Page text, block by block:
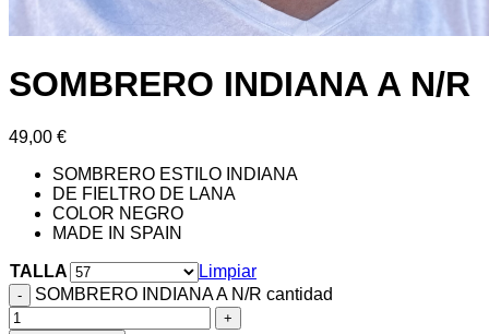
SOMBRERO INDIANA A N/R
49,00 €
SOMBRERO ESTILO INDIANA
DE FIELTRO DE LANA
COLOR NEGRO
MADE IN SPAIN
TALLA
Limpiar
SOMBRERO INDIANA A N/R cantidad